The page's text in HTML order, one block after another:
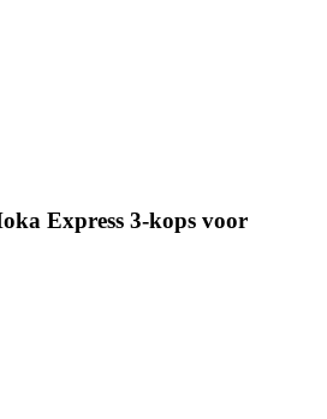
Express 3-kops voor